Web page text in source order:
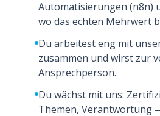
Automatisierungen (n8n)
wo das echten Mehrwert
Du arbeitest eng mit
zusammen und wirst zur
Ansprechperson.
Du wächst mit uns:
Themen, Verantwortung